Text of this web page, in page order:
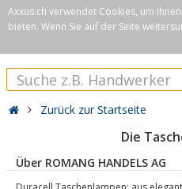
Axxus.ch verwendet Cookies, um
bieten. Wenn Sie auf der Seite
Zurück zur Startseite
Die
Über ROMANG HANDELS AG